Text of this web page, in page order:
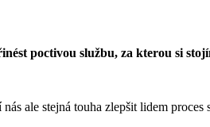
poctivou službu, za kterou si
nás ale stejná touha zlepšit lidem proces